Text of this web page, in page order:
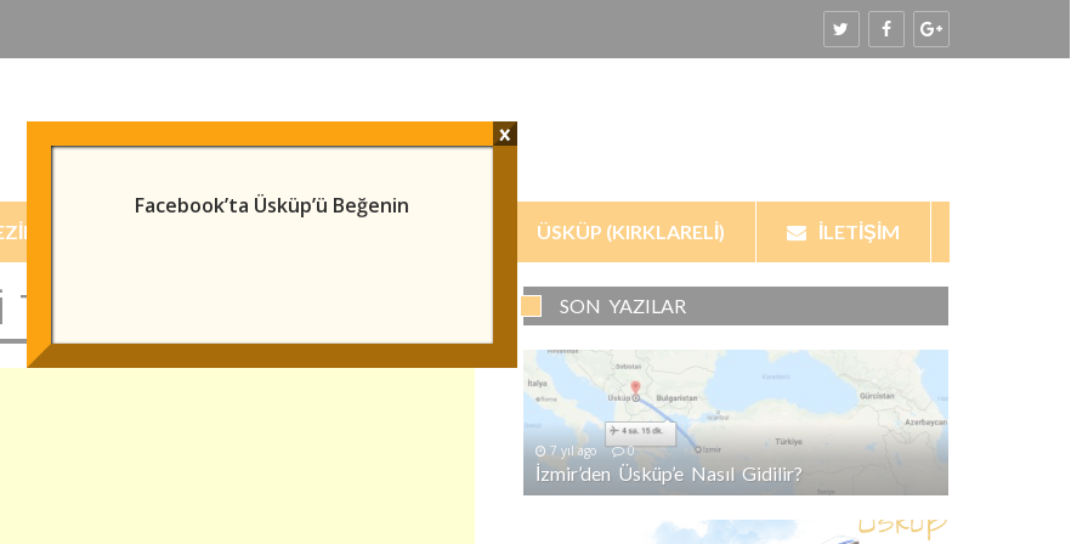
GÖRÜLECEK YERLER ÜSKÜP (KIRKLARELI) İLETIŞIM
MÜŞAVIRLIĞI SON YAZILAR
7 yıl ago 0
İzmir’den Üsküp’e Nasıl Gidilir?
Facebook’ta Üsküp’ü Beğenin
x